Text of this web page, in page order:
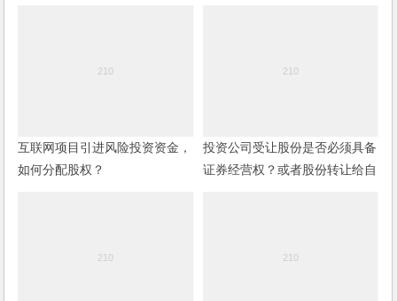
互联网项目引进风险投资资金，
如何分配股权？
投资公司受让股份是否必须具备
证券经营权？或者股份转让给自